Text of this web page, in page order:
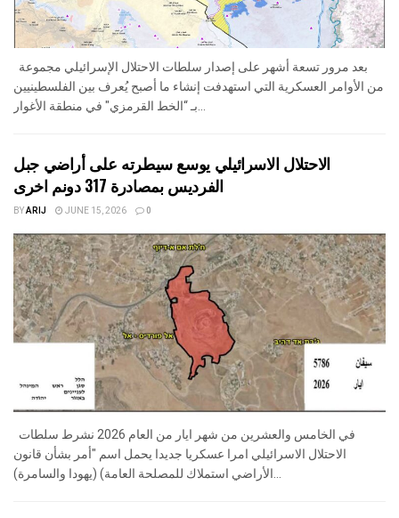
من الأوامر العسكرية التي استهدفت إنشاء ما أصبح يُعرف بين الفلسطينيين
بـ “الخط القرمزي" في منطقة الأغوار...
الاحتلال الاسرائيلي يوسع سيطرته على أراضي جبل
الفرديس بمصادرة 317 دونم اخرى
BYARIJ JUNE 15, 2026 0
الاحتلال الاسرائيلي امرا عسكريا جديدا يحمل اسم "أمر بشأن قانون
الأراضي استملاك للمصلحة العامة) (يهودا والسامرة)...